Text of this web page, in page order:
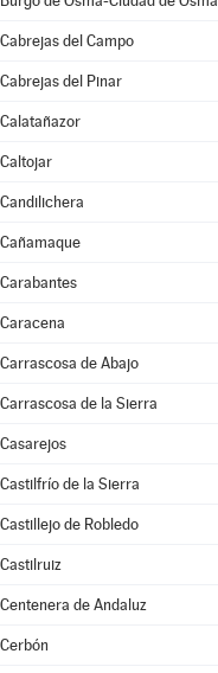
Cabrejas del Campo
Cabrejas del Pinar
Calatañazor
Caltojar
Candilichera
Cañamaque
Carabantes
Caracena
Carrascosa de Abajo
Carrascosa de la Sierra
Casarejos
Castilfrío de la Sierra
Castillejo de Robledo
Castilruiz
Centenera de Andaluz
Cerbón